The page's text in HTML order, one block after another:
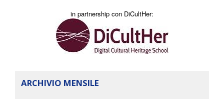
in partnership con DiCultHer:
ARCHIVIO MENSILE